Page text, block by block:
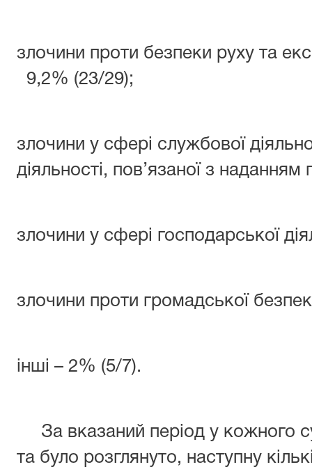
злочини проти безпеки руху та
9,2% (23/29);
злочини у сфері службової
діяльності, пов’язаної з
злочини у сфері господарської
злочини проти громадської
інші – 2% (5/7).
За вказаний період у кожного
та було розглянуто, наступну